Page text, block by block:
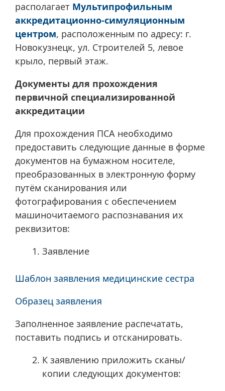
располагает Мультипрофильным
аккредитационно-симуляционным
центром, расположенным по адресу: г.
Новокузнецк, ул. Строителей 5, левое
крыло, первый этаж.
Документы для прохождения
первичной специализированной
аккредитации
Для прохождения ПСА необходимо
предоставить следующие данные в форме
документов на бумажном носителе,
преобразованных в электронную форму
путём сканирования или
фотографирования с обеспечением
машиночитаемого распознавания их
реквизитов:
Заявление
Шаблон заявления медицинские сестра
Образец заявления
Заполненное заявление распечатать,
поставить подпись и отсканировать.
К заявлению приложить сканы/
копии следующих документов: